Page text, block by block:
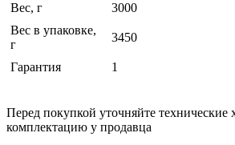
Вес, г
3000
Вес в упаковке,
г
3450
Гарантия 1
Перед покупкой уточняйте технические
комплектацию у продавца